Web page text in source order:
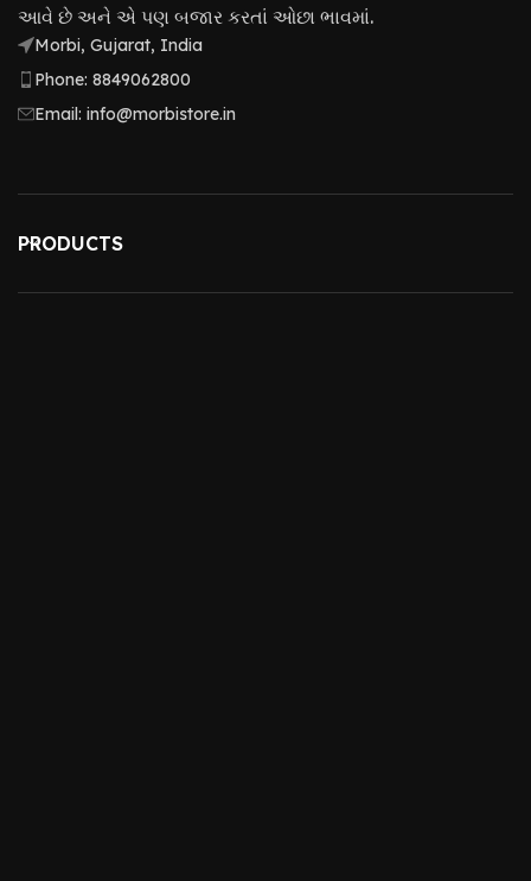
આવે છે અને એ પણ બજાર કરતાં ઓછા ભાવમાં.
Morbi, Gujarat, India
Phone: 8849062800
Email: info@morbistore.in
PRODUCTS